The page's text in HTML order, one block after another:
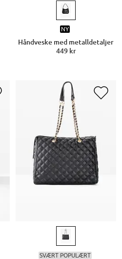
NY
Håndveske med metalldetaljer
449 kr
SVÆRT POPULÆRT